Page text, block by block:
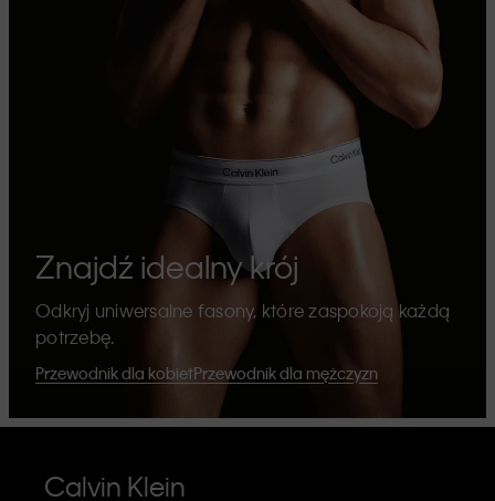
Znajdź idealny krój
Odkryj uniwersalne fasony, które zaspokoją każdą
potrzebę.
Przewodnik dla kobietPrzewodnik dla mężczyzn
Calvin Klein